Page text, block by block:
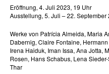
Eröffnung, 4. Juli 2023, 19 Uhr
Ausstellung, 5. Juli – 22. September
Werke von Patrícia Almeida, Maria
Dabernig, Claire Fontaine,
Irena Haiduk, Iman Issa, Ana Jotta,
Rosen, Hans Schabus, Lena
Thar